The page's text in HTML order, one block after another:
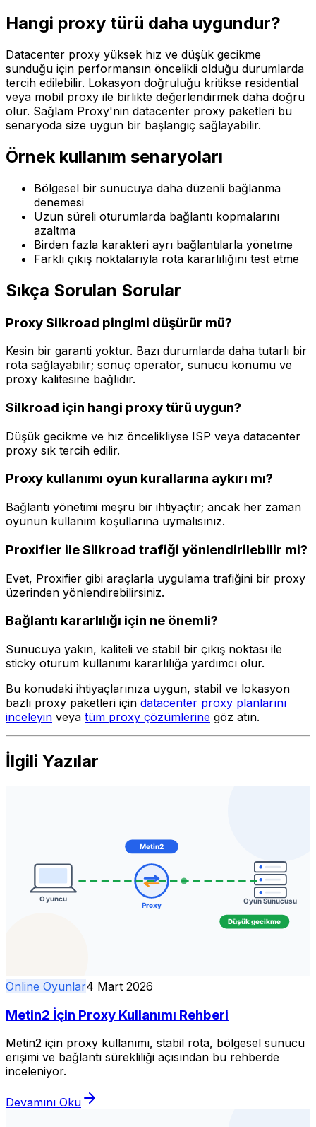
Hangi proxy türü daha uygundur?
Datacenter proxy yüksek hız ve düşük gecikme
sunduğu için performansın öncelikli olduğu durumlarda
tercih edilebilir. Lokasyon doğruluğu kritikse residential
veya mobil proxy ile birlikte değerlendirmek daha doğru
olur. Sağlam Proxy'nin datacenter proxy paketleri bu
senaryoda size uygun bir başlangıç sağlayabilir.
Örnek kullanım senaryoları
Bölgesel bir sunucuya daha düzenli bağlanma
denemesi
Uzun süreli oturumlarda bağlantı kopmalarını
azaltma
Birden fazla karakteri ayrı bağlantılarla yönetme
Farklı çıkış noktalarıyla rota kararlılığını test etme
Sıkça Sorulan Sorular
Proxy Silkroad pingimi düşürür mü?
Kesin bir garanti yoktur. Bazı durumlarda daha tutarlı bir
rota sağlayabilir; sonuç operatör, sunucu konumu ve
proxy kalitesine bağlıdır.
Silkroad için hangi proxy türü uygun?
Düşük gecikme ve hız öncelikliyse ISP veya datacenter
proxy sık tercih edilir.
Proxy kullanımı oyun kurallarına aykırı mı?
Bağlantı yönetimi meşru bir ihtiyaçtır; ancak her zaman
oyunun kullanım koşullarına uymalısınız.
Proxifier ile Silkroad trafiği yönlendirilebilir mi?
Evet, Proxifier gibi araçlarla uygulama trafiğini bir proxy
üzerinden yönlendirebilirsiniz.
Bağlantı kararlılığı için ne önemli?
Sunucuya yakın, kaliteli ve stabil bir çıkış noktası ile
sticky oturum kullanımı kararlılığa yardımcı olur.
Bu konudaki ihtiyaçlarınıza uygun, stabil ve lokasyon
bazlı proxy paketleri için datacenter proxy planlarını
inceleyin veya tüm proxy çözümlerine göz atın.
İlgili Yazılar
Online Oyunlar4 Mart 2026
Metin2 İçin Proxy Kullanımı Rehberi
Metin2 için proxy kullanımı, stabil rota, bölgesel sunucu
erişimi ve bağlantı sürekliliği açısından bu rehberde
inceleniyor.
Devamını Oku